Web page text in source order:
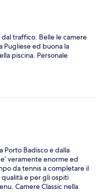
traffico. Belle le camere
Pugliese ed buona la
piscina. Personale
Porto Badisco e dalla
veramente enorme ed
da tennis a completare il
e per gli ospiti
Camere Classic nella